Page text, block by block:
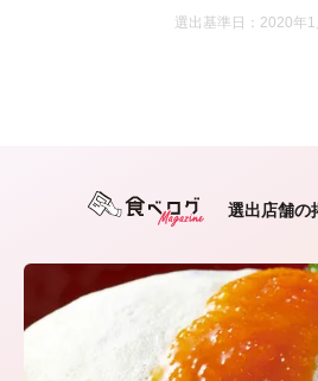
選出基準日：2020年
選出店舗の